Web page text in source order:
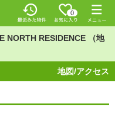
0
NORTH RESIDENCE （地
地図/アクセス